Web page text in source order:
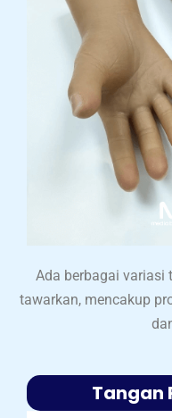
Ada berbagai variasi
tawarkan, mencakup
Tangan